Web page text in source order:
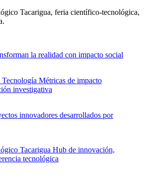
Tacarigua, feria científico-tecnológica,
la realidad con impacto social
Métricas de impacto
investigativa
innovadores desarrollados por
Tacarigua Hub de innovación,
tecnológica